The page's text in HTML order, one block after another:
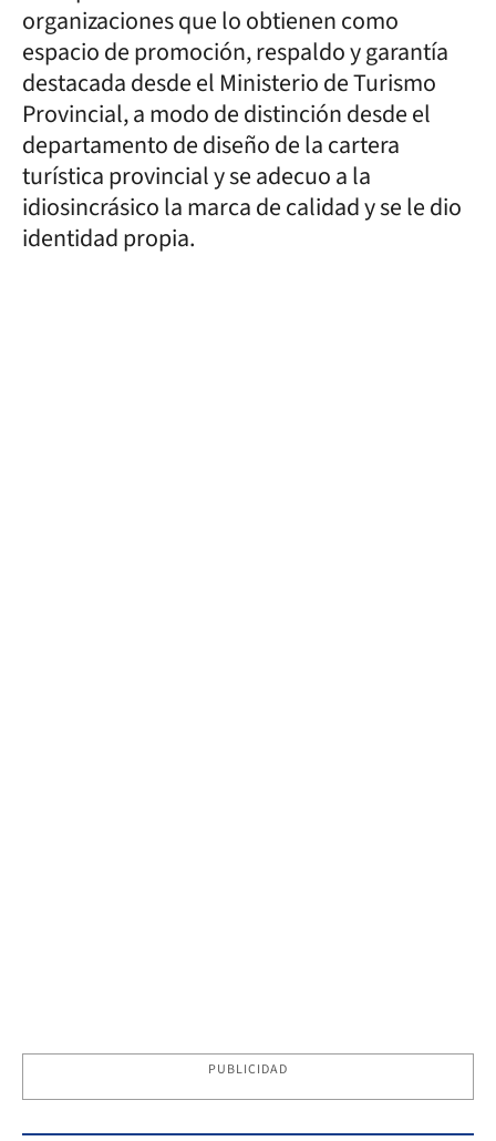
organizaciones que lo obtienen como
espacio de promoción, respaldo y garantía
destacada desde el Ministerio de Turismo
Provincial, a modo de distinción desde el
departamento de diseño de la cartera
turística provincial y se adecuo a la
idiosincrásico la marca de calidad y se le dio
identidad propia.
PUBLICIDAD